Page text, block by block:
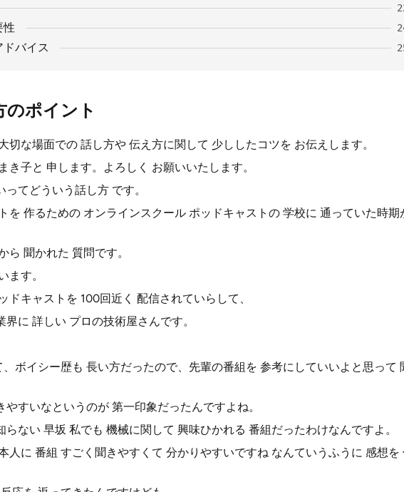
性
バイス
のポイント
切な場面での 話し方や 伝え方に関して 少ししたコツを お伝えします。
き子と 申します。よろしく お願いいたします。
てどういう話し方 です。
を 作るための オンラインスクール ポッドキャストの 学校に 通っていた時期
ら 聞かれた 質問です。
ます。
ドキャストを 100回近く 配信されていらして、
に 詳しい プロの技術屋さんです。
ボイシー歴も 長い方だったので、先輩の番組を 参考にしていいよと思って
すいなというのが 第一印象だったんですよね。
らない 早坂 私でも 機械に関して 興味ひかれる 番組だったわけなんですよ。
人に 番組 すごく聞きやすくて 分かりやすいですね なんていうふうに 感想を